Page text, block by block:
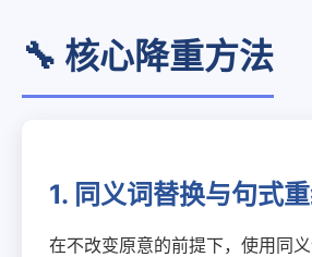
🔧 核心降重方法
1. 同义词替换与句式
在不改变原意的前提下，使用同义